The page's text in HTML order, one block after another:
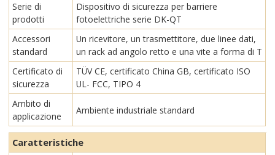
Serie di
prodotti
Dispositivo di sicurezza per barriere
fotoelettriche serie DK-QT
Accessori
standard
Un ricevitore, un trasmettitore, due linee dati,
un rack ad angolo retto e una vite a forma di T
Certificato di
sicurezza
TÜV CE, certificato China GB, certificato ISO
UL- FCC, TIPO 4
Ambito di
applicazione
Ambiente industriale standard
Caratteristiche